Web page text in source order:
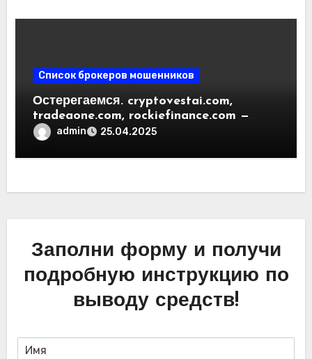
Список брокеров мошенников
Остерегаемся. cryptovestai.com,
tradeaone.com, rockiefinance.com —
обзор новых платформ для
трейдинга. Отзывы пользователей
admin 25.04.2025
Заполни форму и получи
подробную инструкцию по
выводу средств!